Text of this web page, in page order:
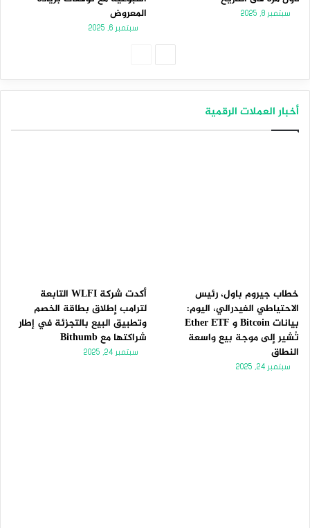
سبتمبر 8, 2025
المعروض
سبتمبر 6, 2025
أخبار العملات الرقمية
خطاب جيروم باول، رئيس
الاحتياطي الفيدرالي، اليوم:
بيانات Bitcoin و Ether ETF
تُشير إلى موجة بيع واسعة
النطاق
سبتمبر 24, 2025
أكدت شركة WLFI التابعة
لترامب إطلاق بطاقة الخصم
وتطبيق البيع بالتجزئة في إطار
شراكتها مع Bithumb
سبتمبر 24, 2025